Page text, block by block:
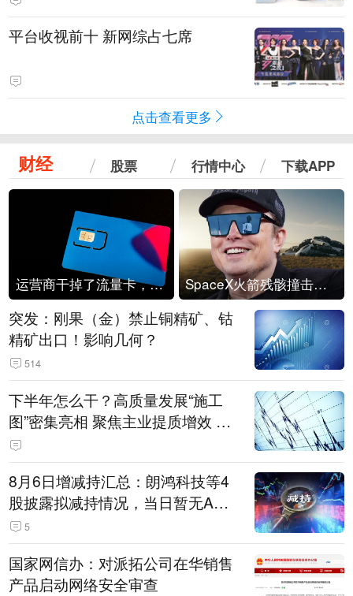
平台收视前十 新网综占七席
点击查看更多
财经 股票 行情中心 下载APP
运营商干掉了流量卡，他们真的玩不起了 SpaceX火箭残骸撞击月球
突发：刚果（金）禁止铜精矿、钴
精矿出口！影响几何？
514
下半年怎么干？高质量发展“施工
图”密集亮相 聚焦主业提质增效 国
资央企向AI要动能
8月6日增减持汇总：朗鸿科技等4
股披露拟减持情况，当日暂无A股
公司披露拟增持情况（表）
5
国家网信办：对派拓公司在华销售
产品启动网络安全审查